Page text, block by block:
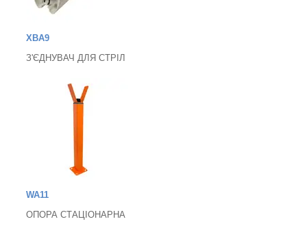
XBA9
З'ЄДНУВАЧ ДЛЯ СТРІЛ
WA11
ОПОРА СТАЦІОНАРНА